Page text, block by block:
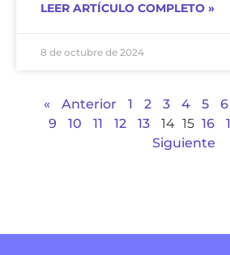
LEER ARTÍCULO COMPLETO »
8 de octubre de 2024
« Anterior 1 2 3 4 5 6
9
10 11 12 13 14 15 16
Siguiente